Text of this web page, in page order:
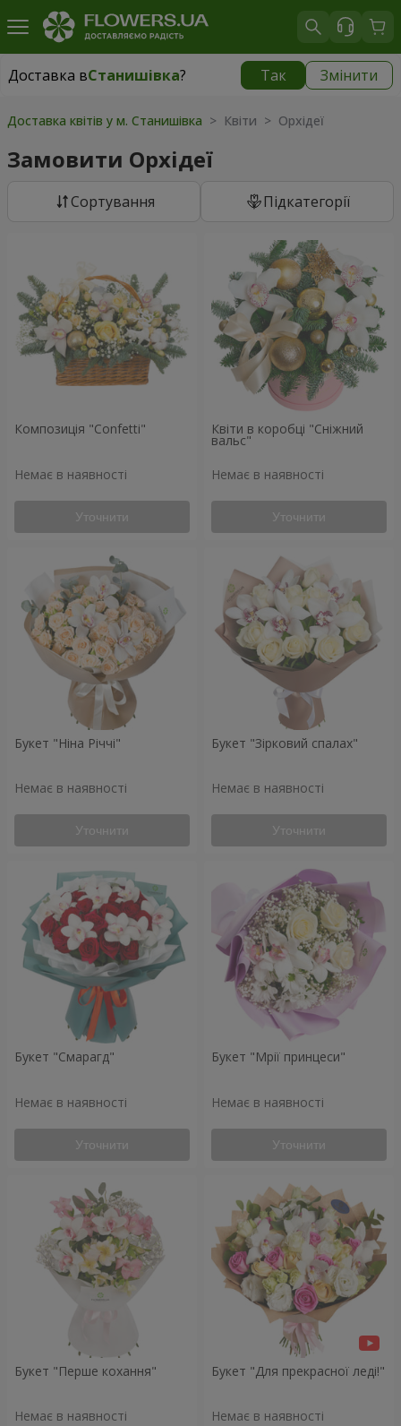
Доставка вСтанишівка? Так Змінити
Доставка вСтанишівка| безкоштовно
Доставка квітів у м. Станишівка > Квіти > Орхідеї
Замовити Орхідеї
Сортування Підкатегорії
Композиція "Confetti"
Немає в наявності
Уточнити
Квіти в коробці "Сніжний
вальс"
Немає в наявності
Уточнити
Букет "Ніна Річчі"
Немає в наявності
Уточнити
Букет "Зірковий спалах"
Немає в наявності
Уточнити
Букет "Смарагд"
Немає в наявності
Уточнити
Букет "Мрії принцеси"
Немає в наявності
Уточнити
Букет "Перше кохання"
Немає в наявності
Букет "Для прекрасної леді!"
Немає в наявності